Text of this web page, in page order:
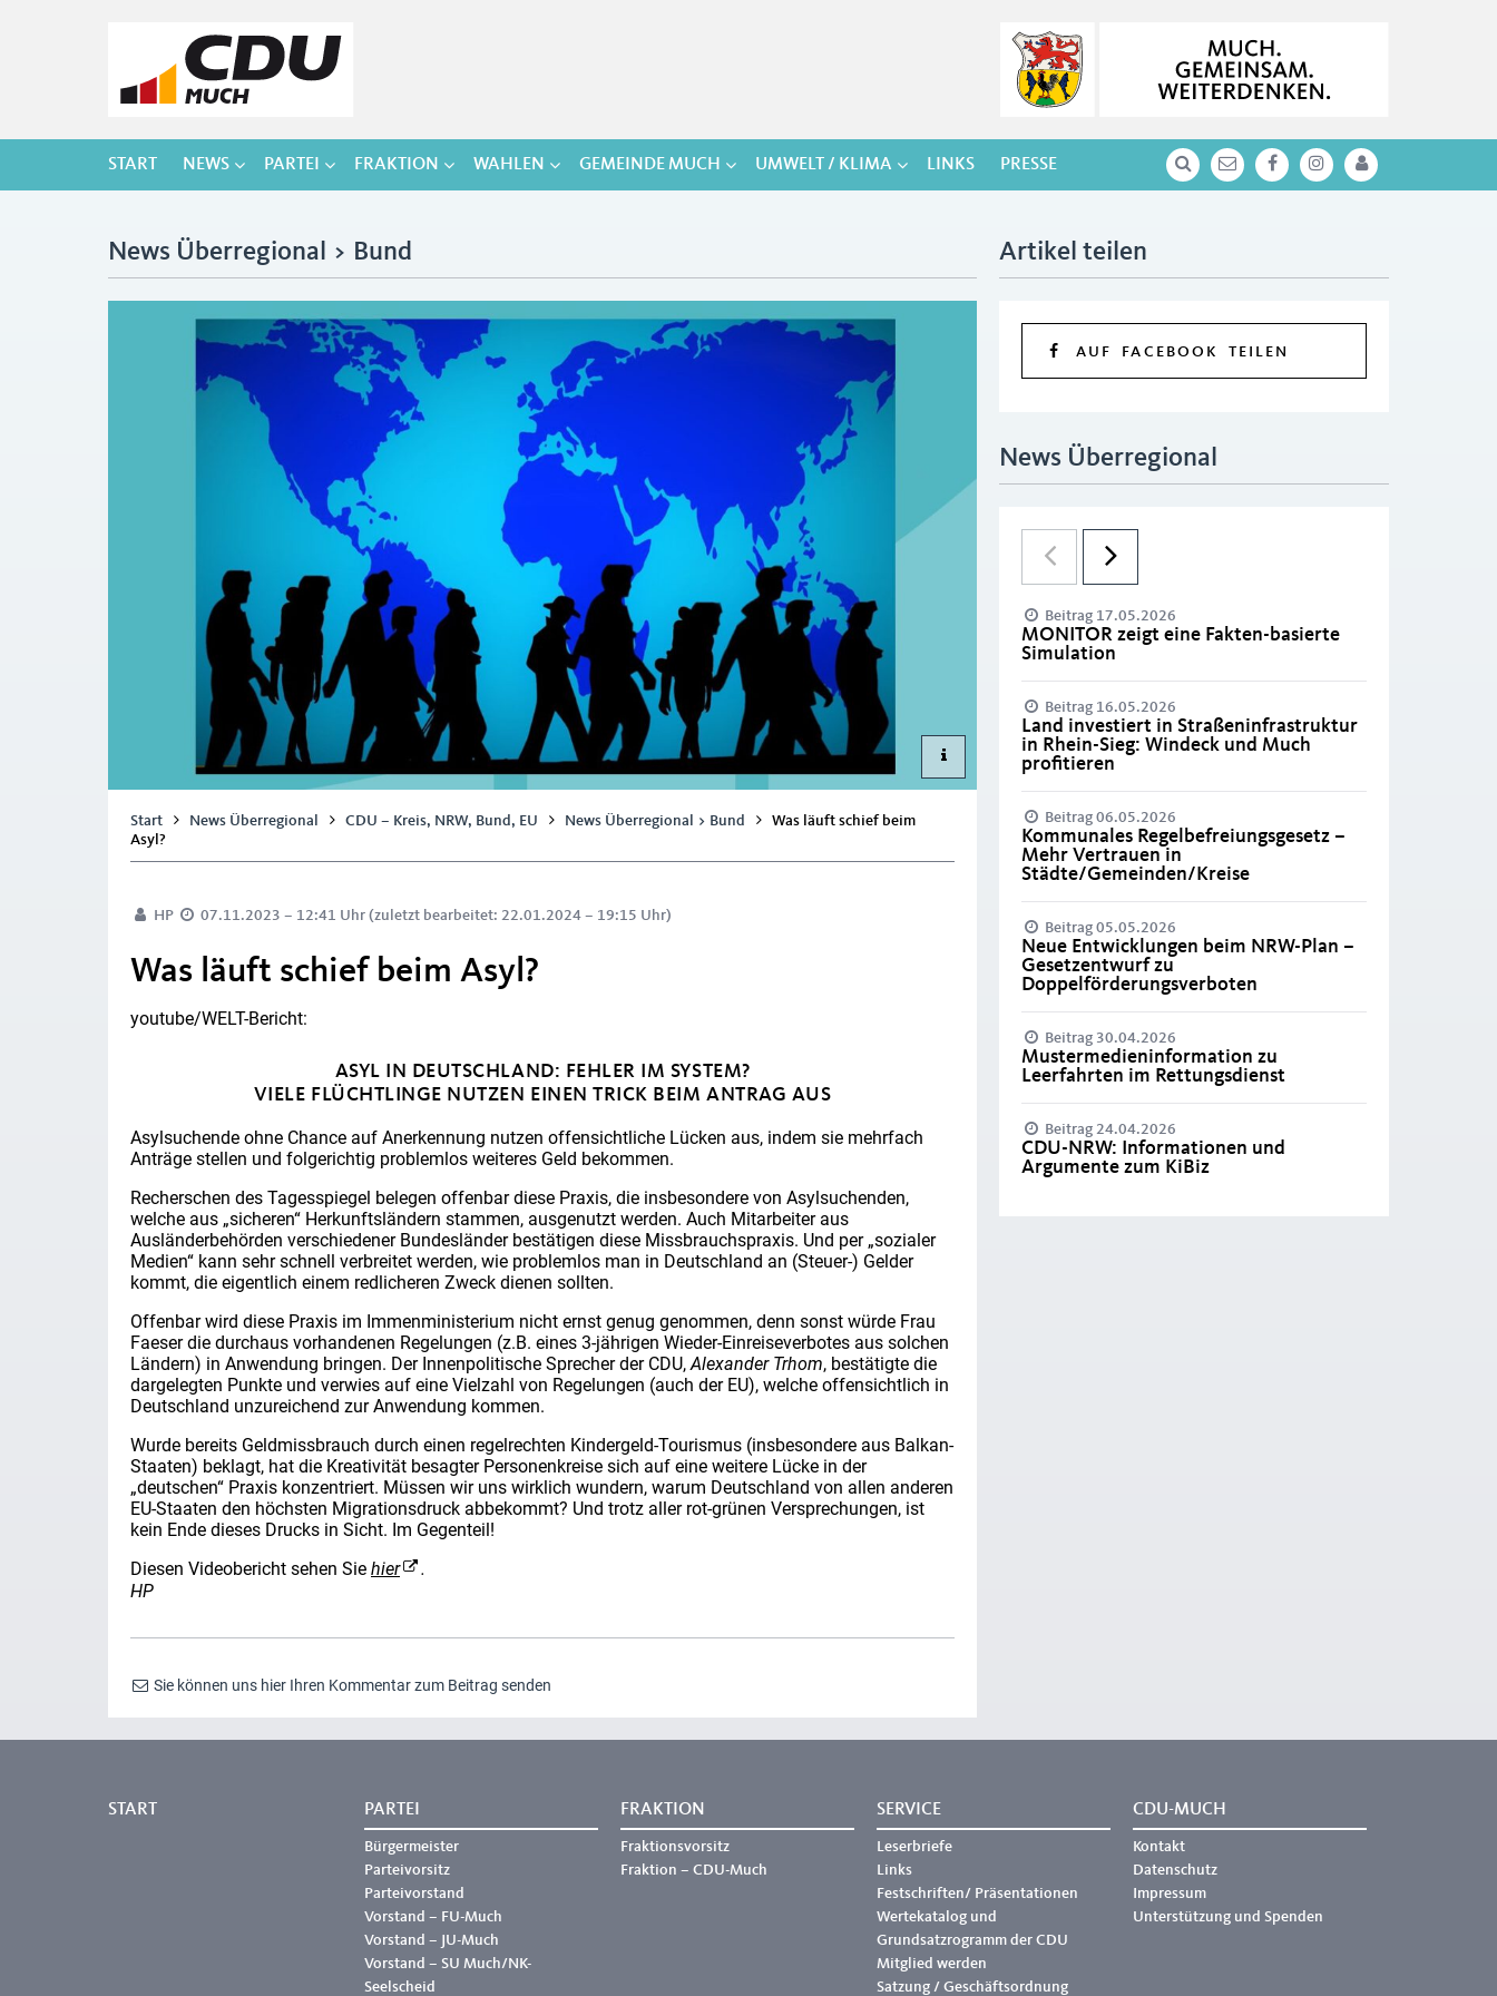
START NEWS PARTEI FRAKTION WAHLEN GEMEINDE MUCH UMWELT / KLIMA LINKS PRESSE
News Überregional > Bund
Start News Überregional CDU – Kreis, NRW, Bund, EU News Überregional > Bund
Was läuft schief beim
Asyl?
HP 07.11.2023 – 12:41 Uhr (zuletzt bearbeitet: 22.01.2024 – 19:15 Uhr)
Was läuft schief beim Asyl?
youtube/WELT-Bericht:
ASYL IN DEUTSCHLAND: FEHLER IM SYSTEM?
VIELE FLÜCHTLINGE NUTZEN EINEN TRICK BEIM ANTRAG AUS
Asylsuchende ohne Chance auf Anerkennung nutzen offensichtliche Lücken aus, indem sie mehrfach
Anträge stellen und folgerichtig problemlos weiteres Geld bekommen.
Recherschen des Tagesspiegel belegen offenbar diese Praxis, die insbesondere von Asylsuchenden,
welche aus „sicheren“ Herkunftsländern stammen, ausgenutzt werden. Auch Mitarbeiter aus
Ausländerbehörden verschiedener Bundesländer bestätigen diese Missbrauchspraxis. Und per „sozialer
Medien“ kann sehr schnell verbreitet werden, wie problemlos man in Deutschland an (Steuer-) Gelder
kommt, die eigentlich einem redlicheren Zweck dienen sollten.
Offenbar wird diese Praxis im Immenministerium nicht ernst genug genommen, denn sonst würde Frau
Faeser die durchaus vorhandenen Regelungen (z.B. eines 3-jährigen Wieder-Einreiseverbotes aus solchen
Ländern) in Anwendung bringen. Der Innenpolitische Sprecher der CDU, Alexander Trhom, bestätigte die
dargelegten Punkte und verwies auf eine Vielzahl von Regelungen (auch der EU), welche offensichtlich in
Deutschland unzureichend zur Anwendung kommen.
Wurde bereits Geldmissbrauch durch einen regelrechten Kindergeld-Tourismus (insbesondere aus Balkan-
Staaten) beklagt, hat die Kreativität besagter Personenkreise sich auf eine weitere Lücke in der
„deutschen“ Praxis konzentriert. Müssen wir uns wirklich wundern, warum Deutschland von allen anderen
EU-Staaten den höchsten Migrationsdruck abbekommt? Und trotz aller rot-grünen Versprechungen, ist
kein Ende dieses Drucks in Sicht. Im Gegenteil!
Diesen Videobericht sehen Sie hier
.
HP
Sie können uns hier Ihren Kommentar zum Beitrag senden
Artikel teilen
AUF FACEBOOK TEILEN
News Überregional
Beitrag 17.05.2026
MONITOR zeigt eine Fakten-basierte
Simulation
Beitrag 16.05.2026
Land investiert in Straßeninfrastruktur
in Rhein-Sieg: Windeck und Much
profitieren
Beitrag 06.05.2026
Kommunales Regelbefreiungsgesetz –
Mehr Vertrauen in
Städte/Gemeinden/Kreise
Beitrag 05.05.2026
Neue Entwicklungen beim NRW-Plan –
Gesetzentwurf zu
Doppelförderungsverboten
Beitrag 30.04.2026
Mustermedieninformation zu
Leerfahrten im Rettungsdienst
Beitrag 24.04.2026
CDU-NRW: Informationen und
Argumente zum KiBiz
START PARTEI
Bürgermeister
Parteivorsitz
Parteivorstand
Vorstand – FU-Much
Vorstand – JU-Much
Vorstand – SU Much/NK-
Seelscheid
FRAKTION
Fraktionsvorsitz
Fraktion – CDU-Much
SERVICE
Leserbriefe
Links
Festschriften/ Präsentationen
Wertekatalog und
Grundsatzrogramm der CDU
Mitglied werden
Satzung / Geschäftsordnung
CDU-MUCH
Kontakt
Datenschutz
Impressum
Unterstützung und Spenden